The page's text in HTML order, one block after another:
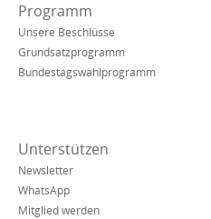
sozialen
Netzwerken
Verkürzte
Navigation
Programm
Unsere Beschlüsse
Grundsatzprogramm
Bundestagswahlprogramm
Unterstützen
Newsletter
WhatsApp
Mitglied werden